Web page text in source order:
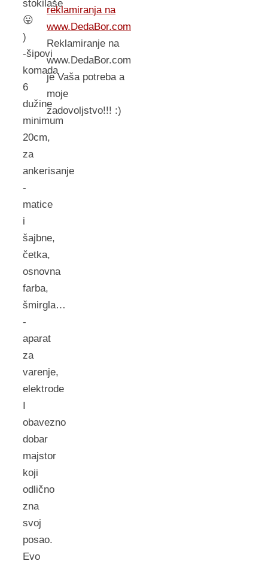
stokilaše
😛
)
-šipovi
komada
6
dužine
minimum
20cm,
za
ankerisanje
-
matice
i
šajbne,
četka,
osnovna
farba,
šmirgla…
-
aparat
za
varenje,
elektrode
I
obavezno
dobar
majstor
koji
odlično
zna
svoj
posao.
Evo
reklamiranja na
www.DedaBor.com
Reklamiranje na
www.DedaBor.com
je Vaša potreba a
moje
zadovoljstvo!!! :)